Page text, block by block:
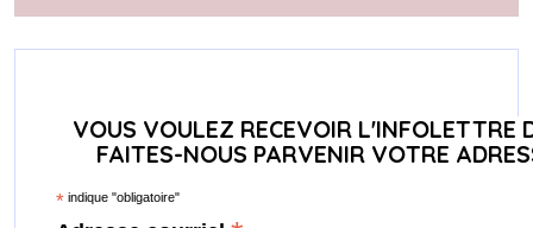
VOUS VOULEZ RECEVOIR L'INFOLETTRE
FAITES-NOUS PARVENIR VOTRE
*indique "obligatoire"